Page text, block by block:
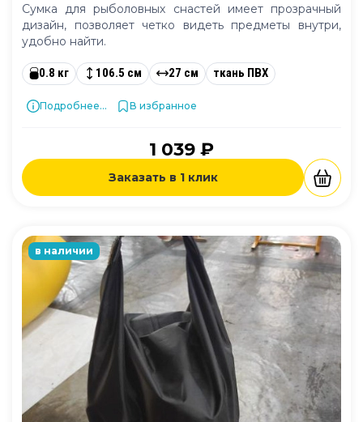
Сумка для рыболовных снастей имеет прозрачный
дизайн, позволяет четко видеть предметы внутри,
удобно найти.
0.8 кг 106.5 см 27 см ткань ПВХ
Подробнее... В избранное
1 039 ₽
Заказать в 1 клик
в наличии